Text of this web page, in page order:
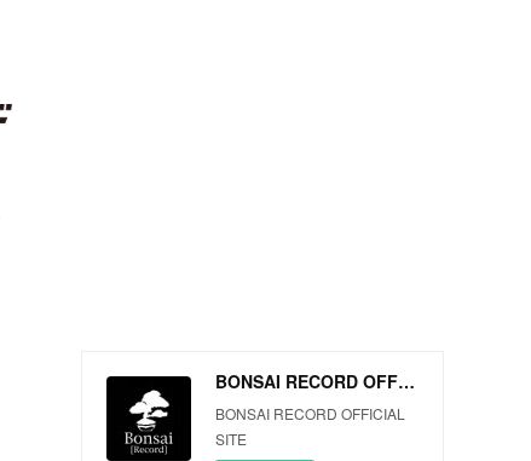
BONSAI RECORD OFFICIAL SITE
BONSAI RECORD OFFICIAL
SITE